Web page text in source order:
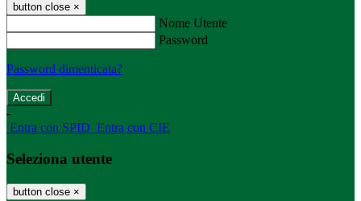
button close ×
Nome Utente
Password
Password dimenticata?
-
Entra con SPID Entra con CIE
Seleziona utente
button close ×